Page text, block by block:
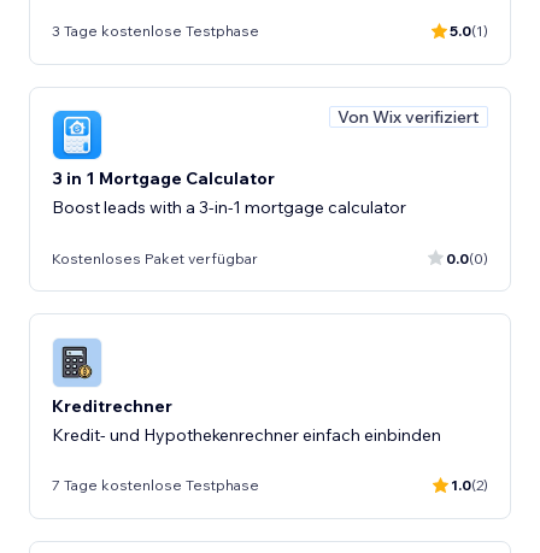
3 Tage kostenlose Testphase 5.0(1)
Von Wix verifiziert
3 in 1 Mortgage Calculator
Boost leads with a 3-in-1 mortgage calculator
Kostenloses Paket verfügbar 0.0(0)
Kreditrechner
Kredit- und Hypothekenrechner einfach einbinden
7 Tage kostenlose Testphase 1.0(2)